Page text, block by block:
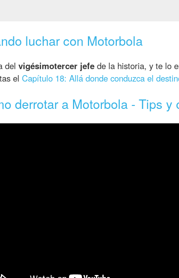
luchar con Motorbola
del vigésimotercer jefe de la historia, y te lo
el Capítulo 18: Allá donde conduzca el
derrotar a Motorbola - Tips y